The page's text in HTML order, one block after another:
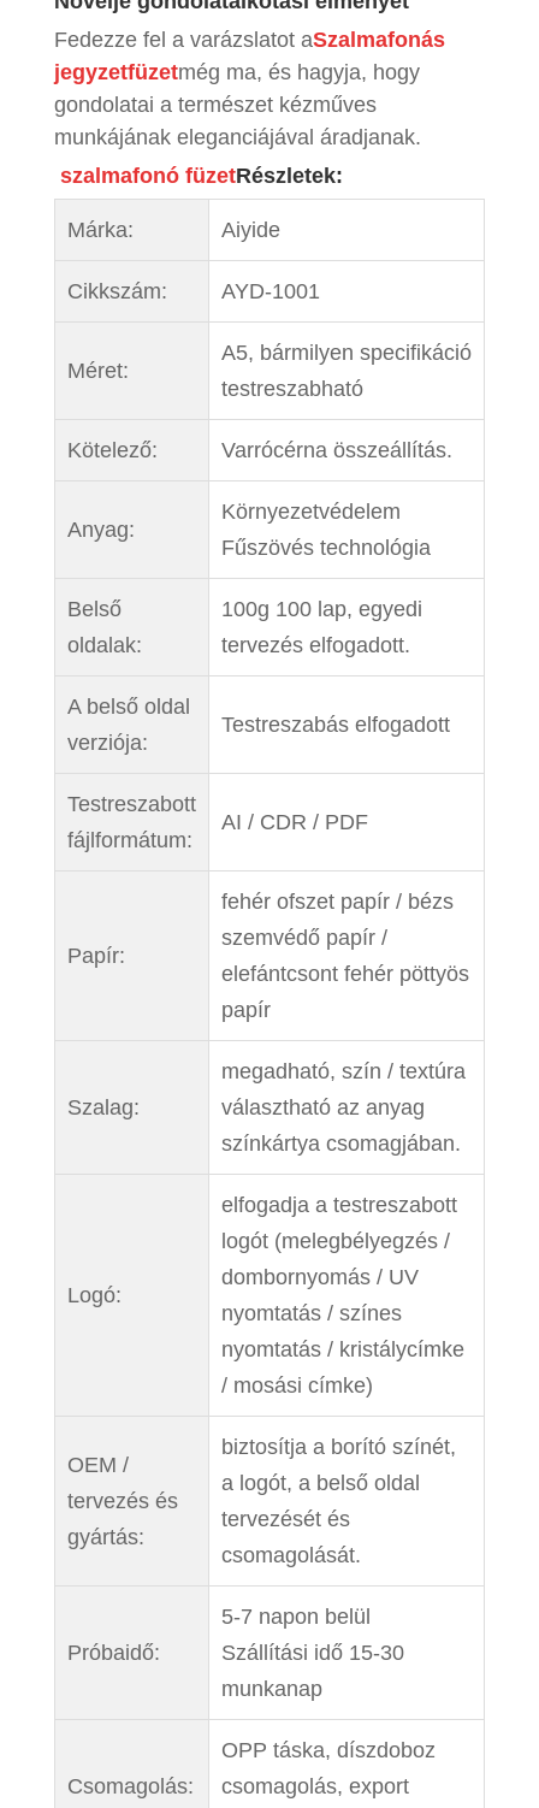
Fedezze fel a varázslatot aSzalmafonás
jegyzetfüzetmég ma, és hagyja, hogy
gondolatai a természet kézműves
munkájának eleganciájával áradjanak.
szalmafonó füzetRészletek:
Márka: Aiyide
Cikkszám: AYD-1001
Méret:
A5, bármilyen specifikáció
testreszabható
Kötelező: Varrócérna összeállítás.
Anyag:
Környezetvédelem
Fűszövés technológia
Belső
oldalak:
100g 100 lap, egyedi
tervezés elfogadott.
A belső oldal
verziója:
Testreszabás elfogadott
Testreszabott
fájlformátum:
AI / CDR / PDF
Papír:
fehér ofszet papír / bézs
szemvédő papír /
elefántcsont fehér pöttyös
papír
Szalag:
megadható, szín / textúra
választható az anyag
színkártya csomagjában.
Logó:
elfogadja a testreszabott
logót (melegbélyegzés /
dombornyomás / UV
nyomtatás / színes
nyomtatás / kristálycímke
/ mosási címke)
OEM /
tervezés és
gyártás:
biztosítja a borító színét,
a logót, a belső oldal
tervezését és
csomagolását.
Próbaidő:
5-7 napon belül
Szállítási idő 15-30
munkanap
Csomagolás:
OPP táska, díszdoboz
csomagolás, export